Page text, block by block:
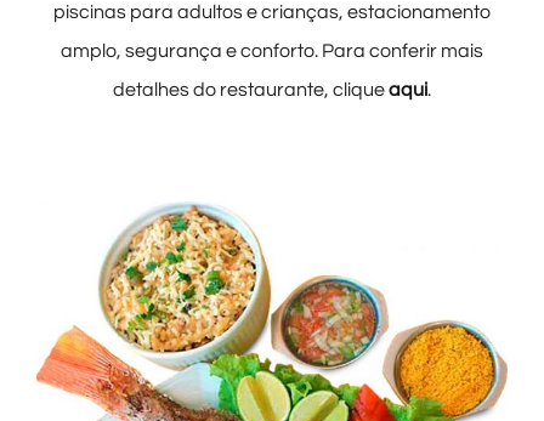
piscinas para adultos e crianças, estacionamento
amplo, segurança e conforto. Para conferir mais
detalhes do restaurante, cliqueaqui.